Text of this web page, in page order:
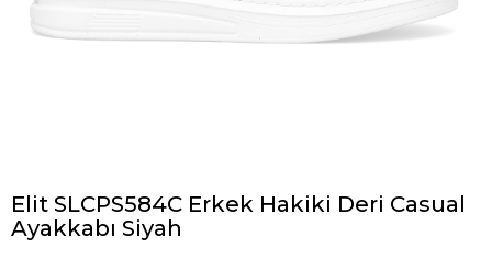
Elit SLCPS584C Erkek Hakiki Deri Casual
Ayakkabı Siyah